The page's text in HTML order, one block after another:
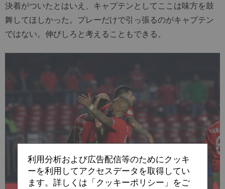
決着がついたとはいえ、キャプテンとしてここは味方を鼓
舞してほしかった。プレーだけで引っ張るのがキャプテン
ではない。伸びしろと考えることもできる。
利用分析および広告配信等のためにクッキ
ーを利用してアクセスデータを取得してい
ます。詳しくは「クッキーポリシー」をご